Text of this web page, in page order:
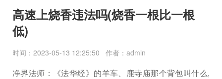
高速上烧香违法吗(烧香一根比一根
低)
时间：2023-05-13 12:25:50 作者：admin
净界法师：《法华经》的羊车、鹿寺庙那个背包叫什么,